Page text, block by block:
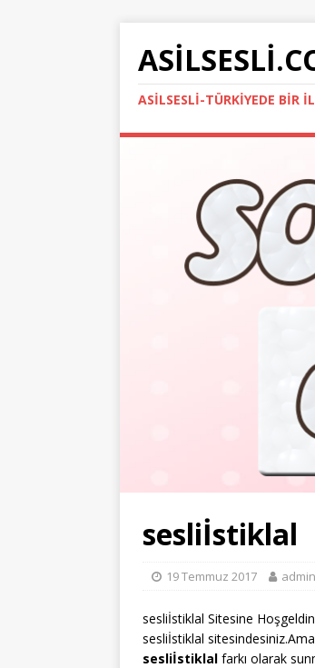
ASILSESLI-TÜRKIYEDE BIR
sesliİstiklal
19 Temmuz 2017 admin
sesliİstiklal Sitesine
sesliİstiklal
sesliİstiklal farkı olarak